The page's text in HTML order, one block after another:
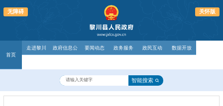
关怀版
无障碍
首页
走进黎川 政府信息公 要闻动态 政务服务 政民互动 数据开放
智能搜索